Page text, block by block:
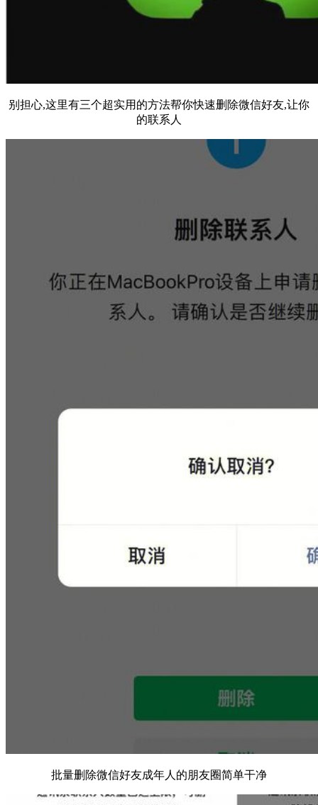
别担心,这里有三个超实用的方法帮你快速删除微信好友,让你
的联系人
批量删除微信好友成年人的朋友圈简单干净